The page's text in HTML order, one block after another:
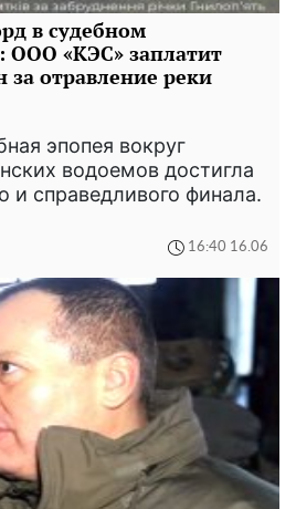
в судебном
ООО «КЭС» заплатит
за отравление реки
эпопея вокруг
водоемов достигла
и справедливого финала.
16:40 16.06